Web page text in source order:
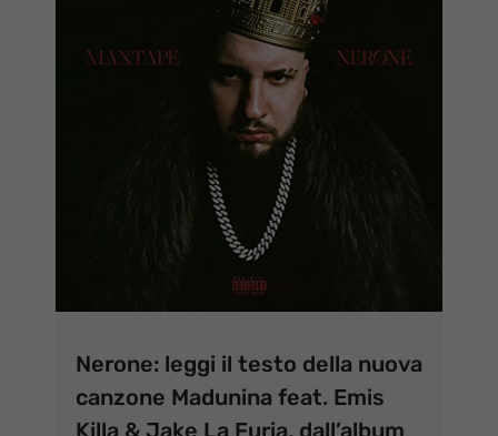
Nerone: leggi il testo della nuova
canzone Madunina feat. Emis
Killa & Jake La Furia, dall’album